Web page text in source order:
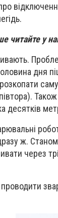
читайте у
дня
десятків
ж.
через